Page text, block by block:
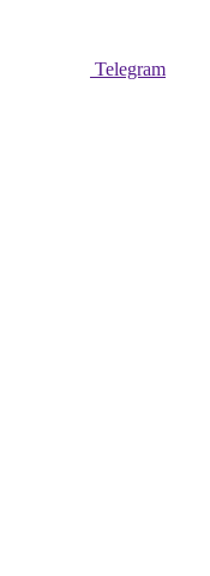
Telegram